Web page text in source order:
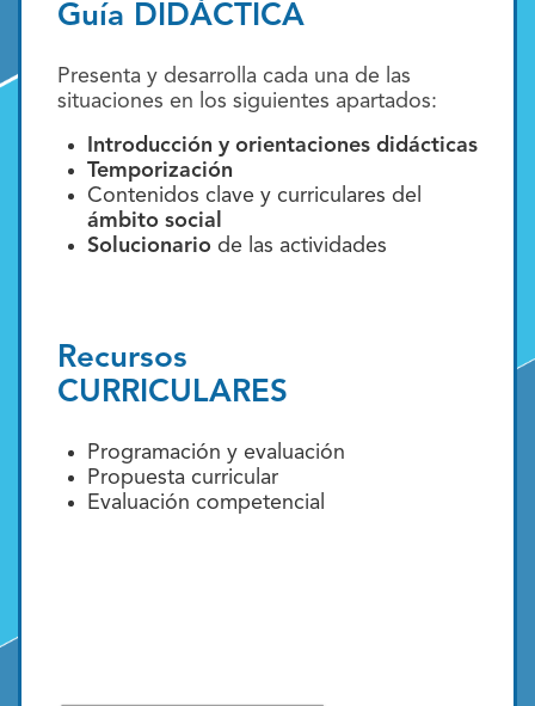
Guía DIDÁCTICA
Presenta y desarrolla cada una de las
situaciones en los siguientes apartados:
Introducción y orientaciones didácticas
Temporización
Contenidos clave y curriculares del
ámbito social
Solucionario de las actividades
Recursos
CURRICULARES
Programación y evaluación
Propuesta curricular
Evaluación competencial